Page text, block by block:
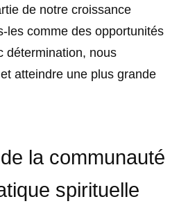
de notre croissance
les comme des opportunités
détermination, nous
atteindre une plus grande
la communauté
spirituelle